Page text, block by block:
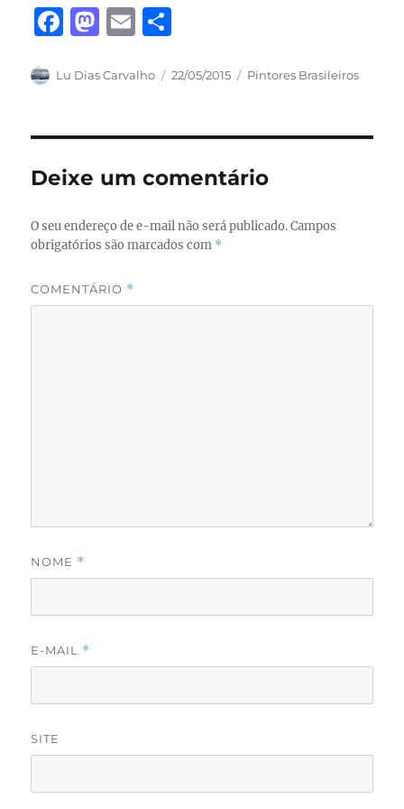
F
c
b
o
o
k
M
st
d
o
n
E
ai a
Autor
Lu Dias Carvalho
Publicado
22/05/2015 Categorias
Pintores Brasileiros
Deixe um comentário
O seu endereço de e-mail não será publicado. Campos
obrigatórios são marcados com *
COMENTÁRIO *
NOME *
E-MAIL *
SITE